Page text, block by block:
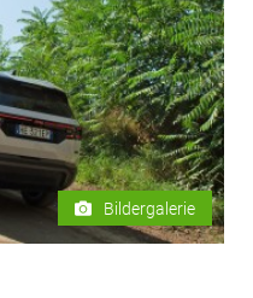
Bildergalerie